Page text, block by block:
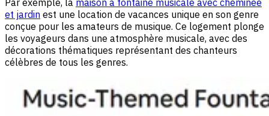
et jardin est une location de vacances unique en son genre
conçue pour les amateurs de musique. Ce logement plonge
les voyageurs dans une atmosphère musicale, avec des
décorations thématiques représentant des chanteurs
célèbres de tous les genres.